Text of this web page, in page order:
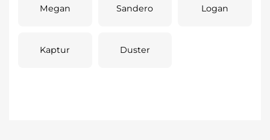
Megan Sandero Logan
Kaptur Duster